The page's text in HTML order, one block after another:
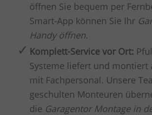
öffnen Sie bequem per
Smart-App können Sie Ihr
Handy öffnen.
Komplett-Service vor Ort:
Systeme liefert und montiert
mit Fachpersonal. Unsere
geschulten Monteuren
die Garagentor Montage in